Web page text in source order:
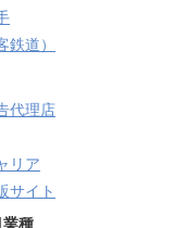
鉄道）
代理店
リア
サイト
業種